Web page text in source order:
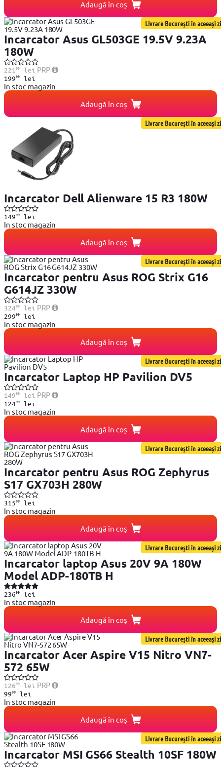
Adaugă în coș
Livrare București în aceeași zi
Incarcator Asus GL503GE 19.5V 9.23A
180W
221 99lei PRP
19999lei
In stoc magazin
Adaugă în coș
Livrare București în aceeași zi
Incarcator Dell Alienware 15 R3 180W
14999lei
In stoc magazin
Adaugă în coș
Livrare București în aceeași zi
Incarcator pentru Asus ROG Strix G16
G614JZ 330W
32499lei PRP
29999lei
In stoc magazin
Adaugă în coș
Livrare București în aceeași zi
Incarcator Laptop HP Pavilion DV5
14999lei PRP
12499lei
In stoc magazin
Adaugă în coș
Livrare București în aceeași zi
Incarcator pentru Asus ROG Zephyrus
S17 GX703H 280W
31599lei
In stoc magazin
Adaugă în coș
Livrare București în aceeași zi
Incarcator laptop Asus 20V 9A 180W
Model ADP-180TB H
23699lei
In stoc magazin
Adaugă în coș
Livrare București în aceeași zi
Incarcator Acer Aspire V15 Nitro VN7-
572 65W
12699lei PRP
9999lei
In stoc magazin
Adaugă în coș
Livrare București în aceeași zi
Incarcator MSI GS66 Stealth 10SF 180W